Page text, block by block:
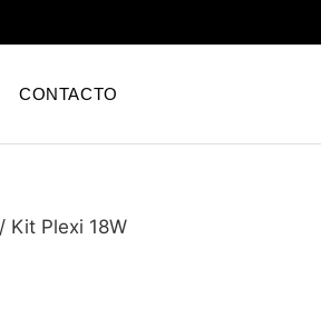
CONTACTO
/ Kit Plexi 18W